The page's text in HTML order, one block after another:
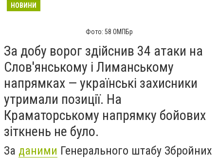
НОВИНИ
Фото: 58 ОМПБр
За добу ворог здійснив 34 атаки на
Слов'янському і Лиманському
напрямках — українські захисники
утримали позиції. На
Краматорському напрямку бойових
зіткнень не було.
За даними Генерального штабу Збройних